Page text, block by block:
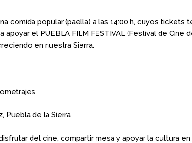
comida popular (paella) a las 14:00 h, cuyos tickets
apoyar el PUEBLA FILM FESTIVAL (Festival de
en nuestra Sierra.
Puebla de la Sierra
del cine, compartir mesa y apoyar la cultura